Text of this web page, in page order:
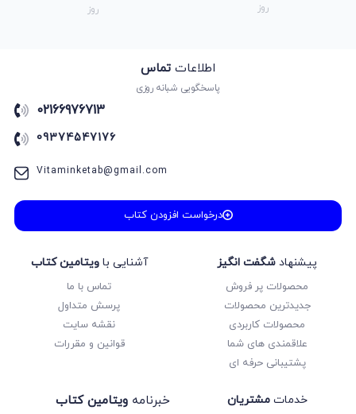
روز
روز
پیشنهاد شگفت انگیز
محصولات پر فروش
جدیدترین محصولات
محصولات کاربردی
علاقمندی های شما
پشتیبانی حرفه ای
آشنایی باویتامین کتاب
تماس با ما
پرسش متداول
نقشه سایت
قوانین و مقررات
خدماتمشتریان
اطلاعات تماس
پاسخگویی شبانه روزی
02166976713
09374547176
Vitaminketab@gmail.com
درخواست افزودن کتاب
خبرنامه ویتامین کتاب